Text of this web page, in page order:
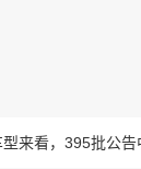
看，395批公告中